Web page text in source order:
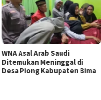
Sejumlah Pekerja Dapur MBG
di Kabupaten Bima
Dilaporkan Positif Hepatitis,